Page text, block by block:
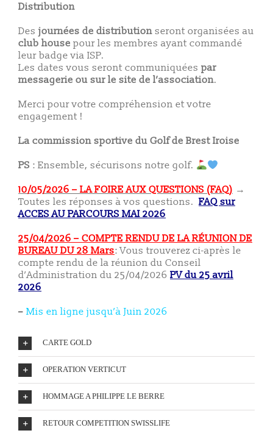
Distribution
Des journées de distribution seront organisées au
club house pour les membres ayant commandé
leur badge via ISP.
Les dates vous seront communiquées par
messagerie ou sur le site de l’association.
Merci pour votre compréhension et votre
engagement !
La commission sportive du Golf de Brest Iroise
PS : Ensemble, sécurisons notre golf.
10/05/2026 – LA FOIRE AUX QUESTIONS (FAQ) →
Toutes les réponses à vos questions. FAQ sur
ACCES AU PARCOURS MAI 2026
25/04/2026 – COMPTE RENDU DE LA RÉUNION DE
BUREAU DU 28 Mars: Vous trouverez ci-après le
compte rendu de la réunion du Conseil
d’Administration du 25/04/2026 PV du 25 avril
2026
– Mis en ligne jusqu’à Juin 2026
CARTE GOLD
OPERATION VERTICUT
HOMMAGE A PHILIPPE LE BERRE
RETOUR COMPETITION SWISSLIFE